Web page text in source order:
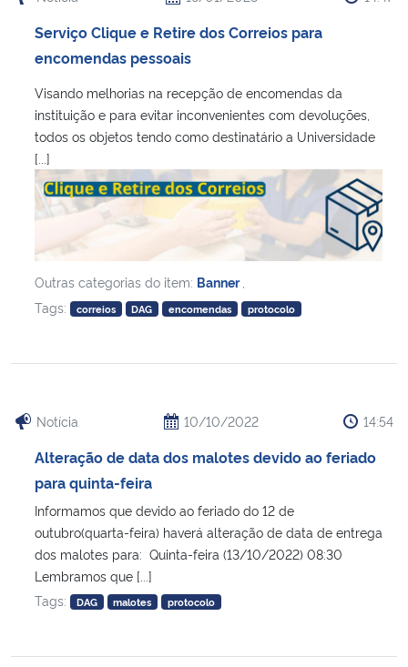
Ministério da Saúde
Ministério de Minas e Energia
Ministério da Ciência, Tecnologia, Inovações e Comunicações
Ministério do Meio Ambiente
Ministério do Turismo
Ministério do Desenvolvimento Regional
Secretaria-Geral
Secretaria de Governo
Gabinete de Segurança Institucional
Advocacia-Geral da União
Serviço Clique e Retire dos Correios para
encomendas pessoais
Visando melhorias na recepção de encomendas da
instituição e para evitar inconvenientes com devoluções,
todos os objetos tendo como destinatário a Universidade
[...]
Outras categorias do item: Banner
Tags:
correios DAG encomendas protocolo
Notícia 10/10/2022 14:54
Alteração de data dos malotes devido ao feriado
para quinta-feira
Informamos que devido ao feriado do 12 de
outubro(quarta-feira) haverá alteração de data de entrega
dos malotes para: Quinta-feira (13/10/2022) 08:30
Lembramos que [...]
Tags:
DAG malotes protocolo